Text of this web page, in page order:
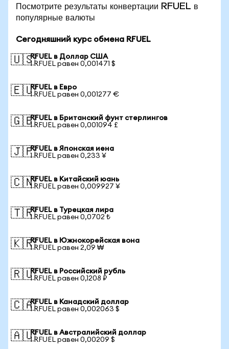
Посмотрите результаты конвертации RFUEL в
популярные валюты
Сегодняшний курс обмена RFUEL
🇺🇸RFUEL в Доллар США
1 RFUEL равен 0,001471 $
🇪🇺RFUEL в Евро
1 RFUEL равен 0,001277 €
🇬🇧RFUEL в Британский фунт стерлингов
1 RFUEL равен 0,001094 £
🇯🇵RFUEL в Японская иена
1 RFUEL равен 0,233 ¥
🇨🇳RFUEL в Китайский юань
1 RFUEL равен 0,009927 ¥
🇹🇷RFUEL в Турецкая лира
1 RFUEL равен 0,0702 ₺
🇰🇷RFUEL в Южнокорейская вона
1 RFUEL равен 2,09 ₩
🇷🇺RFUEL в Российский рубль
1 RFUEL равен 0,1208 ₽
🇨🇦RFUEL в Канадский доллар
1 RFUEL равен 0,002063 $
🇦🇺RFUEL в Австралийский доллар
1 RFUEL равен 0,00209 $